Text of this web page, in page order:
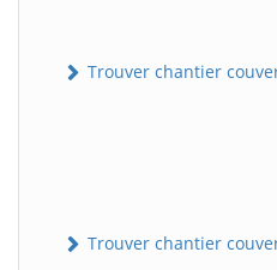
Trouver chantier
Trouver chantier